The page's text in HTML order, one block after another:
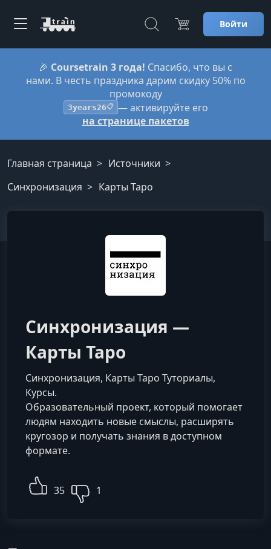
Войти
🎉 Coursetrain 3 года! Спасибо, что вы с
нами. В честь праздника дарим скидку 50% по
промокоду
3years26📋 — активируйте его
на странице пакетов
Главная страница
Источники
Синхронизация
Карты Таро
Синхронизация —
Карты Таро
Синхронизация, Карты Таро Туториалы,
Курсы.
Образовательный проект, который помогает
людям находить новые смыслы, расширять
кругозор и получать знания в доступном
формате.
35 1